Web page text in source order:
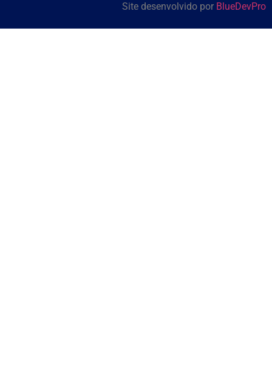
Site desenvolvido por BlueDevPro